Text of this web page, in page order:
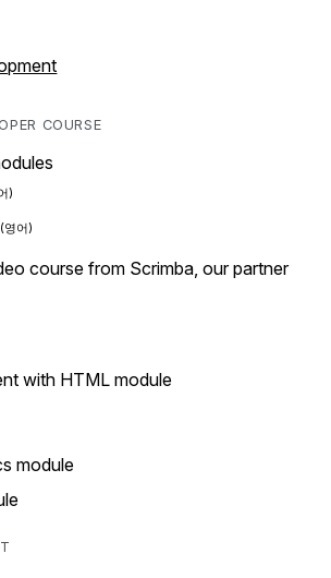
COURSE
course from Scrimba, our partner
with HTML module
module